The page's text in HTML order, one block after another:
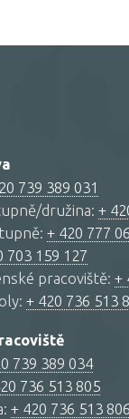
739 389 031
družina: +
+ 420 777
703 159 127
pracoviště: +
+ 420 736 513
739 389 034
736 513 805
+ 420 736 513 806